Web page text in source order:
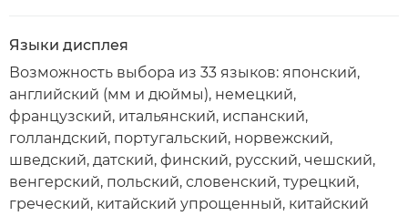
Языки дисплея
Возможность выбора из 33 языков: японский,
английский (мм и дюймы), немецкий,
французский, итальянский, испанский,
голландский, португальский, норвежский,
шведский, датский, финский, русский, чешский,
венгерский, польский, словенский, турецкий,
греческий, китайский упрощенный, китайский